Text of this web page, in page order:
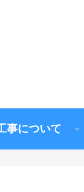
事について